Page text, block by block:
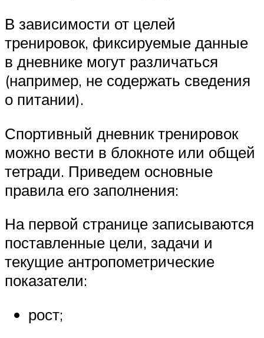
В зависимости от целей
тренировок, фиксируемые данные
в дневнике могут различаться
(например, не содержать сведения
о питании).
Спортивный дневник тренировок
можно вести в блокноте или общей
тетради. Приведем основные
правила его заполнения:
На первой странице записываются
поставленные цели, задачи и
текущие антропометрические
показатели:
рост;